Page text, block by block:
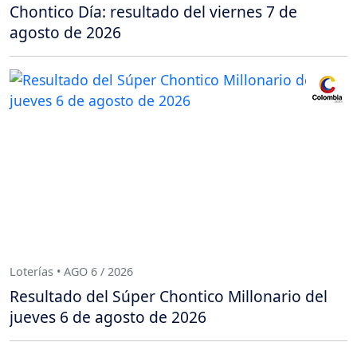
Chontico Día: resultado del viernes 7 de
agosto de 2026
Loterías • AGO 6 / 2026
Resultado del Súper Chontico Millonario del
jueves 6 de agosto de 2026